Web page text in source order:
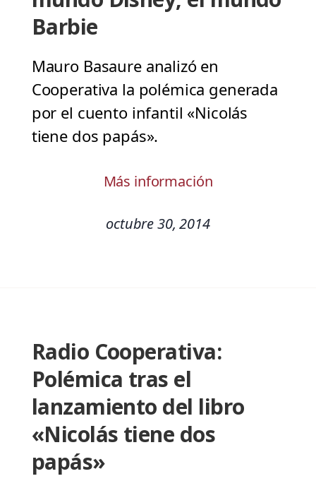
Barbie
Mauro Basaure analizó en
Cooperativa la polémica generada
por el cuento infantil «Nicolás
tiene dos papás».
Más información
octubre 30, 2014
Radio Cooperativa:
Polémica tras el
lanzamiento del libro
«Nicolás tiene dos
papás»